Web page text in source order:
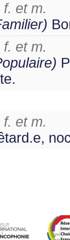
f. et m.
f. et m.
f. et m.